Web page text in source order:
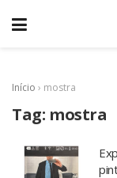
Início › mostra
Tag: mostra